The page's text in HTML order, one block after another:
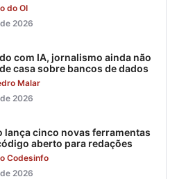
do OI
2026
com IA, jornalismo ainda não
casa sobre bancos de dados
Malar
2026
lança cinco novas ferramentas
aberto para redações
Codesinfo
2026